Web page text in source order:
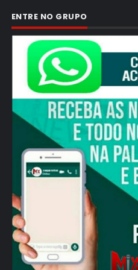
ENTRE NO GRUPO